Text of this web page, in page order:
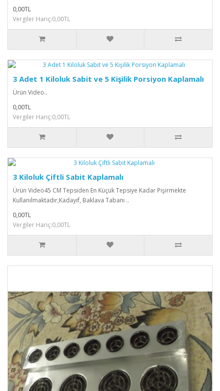
0,00TL
Vergiler Hariç:0,00TL
3 Adet 1 Kiloluk Sabit ve 5 Kişilik Porsiyon Kaplamalı
Ürün Video..
0,00TL
Vergiler Hariç:0,00TL
3 Kiloluk Çiftli Sabit Kaplamalı
Ürün Video45 CM Tepsiden En Küçük Tepsiye Kadar Pişirmekte
Kullanılmaktadır,Kadayıf, Baklava Tabanı ..
0,00TL
Vergiler Hariç:0,00TL